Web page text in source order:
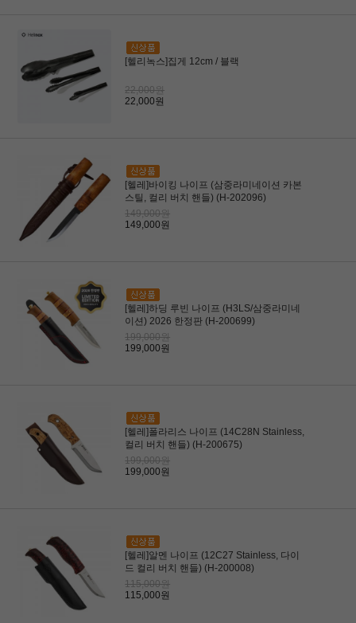
[헬리녹스]집게 12cm / 블랙
22,000원
22,000원
[헬레]바이킹 나이프 (삼중라미네이션 카본
스틸, 컬리 버치 핸들) (H-202096)
149,000원
149,000원
[헬레]하딩 루빈 나이프 (H3LS/삼중라미네
이션) 2026 한정판 (H-200699)
199,000원
199,000원
[헬레]폴라리스 나이프 (14C28N Stainless,
컬리 버치 핸들) (H-200675)
199,000원
199,000원
[헬레]알멘 나이프 (12C27 Stainless, 다이
드 컬리 버치 핸들) (H-200008)
115,000원
115,000원